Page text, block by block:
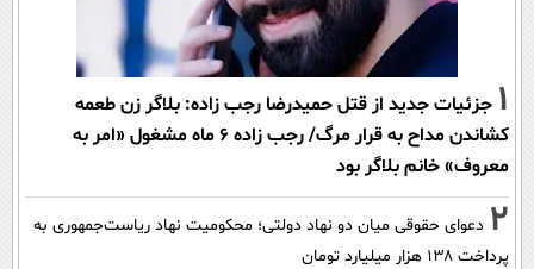
1 جزئیات جدید از قتل حمیدرضا رجب زاده: بلاگر زن طعمه
کشاندن مداح به قرار مرگ/ رجب زاده 6 ماه مشغول «امر به
معروف» خانم بلاگر بود
2 دعوای حقوقی میان دو نهاد دولتی؛ محکومیت نهاد ریاست‌جمهوری به
پرداخت ۱۳۸ هزار میلیارد تومان